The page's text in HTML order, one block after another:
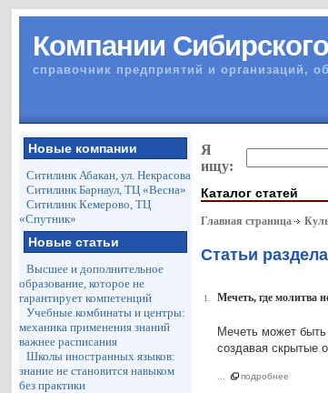
Компании
справочник предприятий и организаций,
Новые компании
Ситилинк Абакан, ул. Некрасова
Ситилинк Барнаул, ТЦ «Весна»
Ситилинк Кемерово, ТЦ
«Спутник»
Новые статьи
Высшее и дополнительное
образование, которое не
гарантирует компетенций
Учебные комбинаты и центры:
механика применения знаний
важнее расписания
Школы иностранных языков:
знание не становится навыком
без практики
Я
ищу:
Каталог статей
Главная страница
Статьи
1. Мечеть, где молитва
Мечеть может
создавая скрытые
подробнее